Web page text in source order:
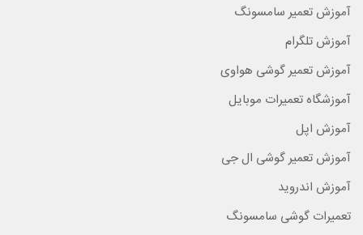
آموزش تعمیر سامسونگ
آموزش تلگرام
آموزش تعمیر گوشی هواوی
آموزشگاه تعمیرات موبایل
آموزش اپل
آموزش تعمیر گوشی ال جی
آموزش اندروید
تعمیرات گوشی سامسونگ